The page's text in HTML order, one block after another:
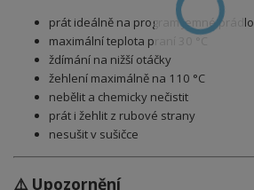
prát ideálně na program jemné prádlo
maximální teplota praní 30 °C
ždímání na nižší otáčky
žehlení maximálně na 110 °C
nebělit a chemicky nečistit
prát i žehlit z rubové strany
nesušit v sušičce
⚠️ Upozornění